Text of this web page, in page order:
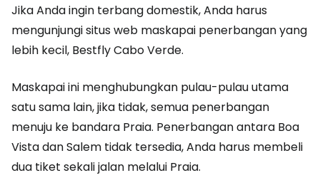
Jika Anda ingin terbang domestik, Anda harus
mengunjungi situs web maskapai penerbangan yang
lebih kecil, Bestfly Cabo Verde.
Maskapai ini menghubungkan pulau-pulau utama
satu sama lain, jika tidak, semua penerbangan
menuju ke bandara Praia. Penerbangan antara Boa
Vista dan Salem tidak tersedia, Anda harus membeli
dua tiket sekali jalan melalui Praia.